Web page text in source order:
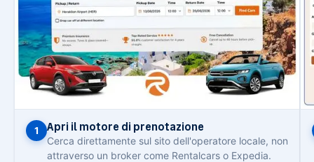
1 Apri il motore di prenotazione
Cerca direttamente sul sito dell'operatore locale, non
attraverso un broker come Rentalcars o Expedia.